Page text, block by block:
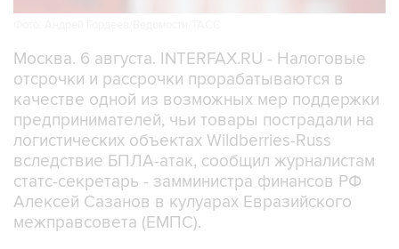
Москва. 6 августа. INTERFAX.RU - Налоговые
отсрочки и рассрочки прорабатываются в
качестве одной из возможных мер поддержки
предпринимателей, чьи товары пострадали на
логистических объектах Wildberries-Russ
вследствие БПЛА-атак, сообщил журналистам
статс-секретарь - замминистра финансов РФ
Алексей Сазанов в кулуарах Евразийского
межправсовета (ЕМПС).